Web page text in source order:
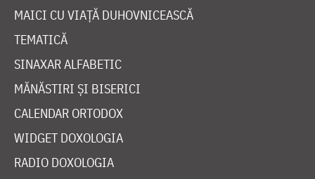
MAICI CU VIAȚĂ DUHOVNICEASCĂ
TEMATICĂ
SINAXAR ALFABETIC
MĂNĂSTIRI ȘI BISERICI
CALENDAR ORTODOX
WIDGET DOXOLOGIA
RADIO DOXOLOGIA